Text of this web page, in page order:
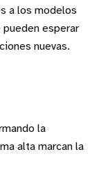
a los modelos
pueden esperar
nuevas.
la
alta marcan la